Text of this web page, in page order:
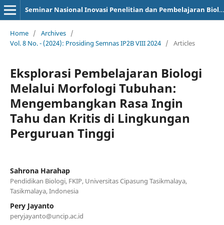
Seminar Nasional Inovasi Penelitian dan Pembelajaran Biologi
Home / Archives /
Vol. 8 No. - (2024): Prosiding Semnas IP2B VIII 2024 / Articles
Eksplorasi Pembelajaran Biologi
Melalui Morfologi Tubuhan:
Mengembangkan Rasa Ingin
Tahu dan Kritis di Lingkungan
Perguruan Tinggi
Sahrona Harahap
Pendidikan Biologi, FKIP, Universitas Cipasung Tasikmalaya,
Tasikmalaya, Indonesia
Pery Jayanto
peryjayanto@uncip.ac.id